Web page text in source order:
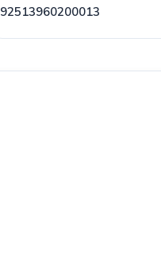
92513960200013